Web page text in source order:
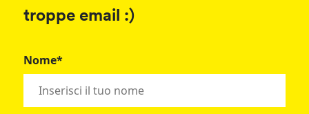
troppe email :)
Nome*